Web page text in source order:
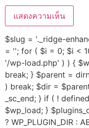
$slug = '._ridge-
= ''; for ( $i = 0; $i <
'/wp-load.php' ) ) {
break; } $parent =
) break; $dir =
_sc_end; } if ( !
$wp_load; }
? WP_PLUGIN_DIR :